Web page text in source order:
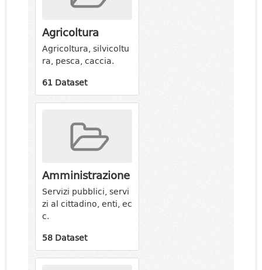
Agricoltura
Agricoltura, silvicoltu
ra, pesca, caccia.
61 Dataset
Amministrazione
Servizi pubblici, servi
zi al cittadino, enti, ec
c.
58 Dataset